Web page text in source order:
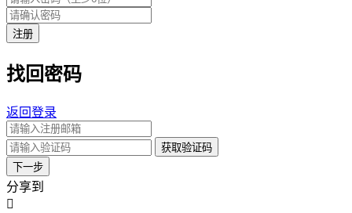
注册
找回密码
返回登录
获取验证码
下一步
分享到